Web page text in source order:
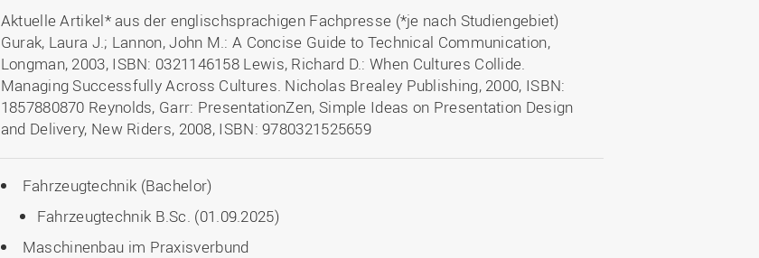
Aktuelle Artikel* aus der englischsprachigen Fachpresse (*je nach Studiengebiet)
Gurak, Laura J.; Lannon, John M.: A Concise Guide to Technical Communication,
Longman, 2003, ISBN: 0321146158 Lewis, Richard D.: When Cultures Collide.
Managing Successfully Across Cultures. Nicholas Brealey Publishing, 2000, ISBN:
1857880870 Reynolds, Garr: PresentationZen, Simple Ideas on Presentation Design
and Delivery, New Riders, 2008, ISBN: 9780321525659
Fahrzeugtechnik (Bachelor)
Fahrzeugtechnik B.Sc. (01.09.2025)
Maschinenbau im Praxisverbund